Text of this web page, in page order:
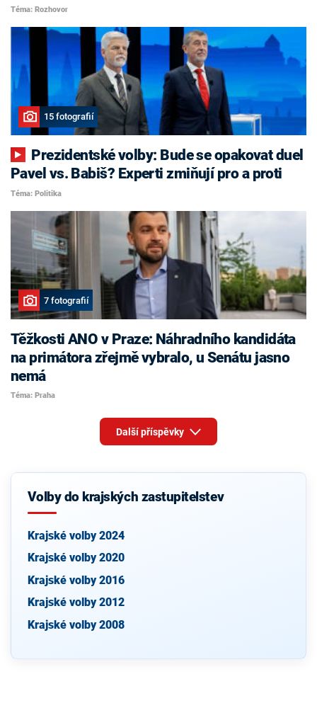
Téma: Rozhovor
15 fotografií
Pavel vs. Babiš? Experti zmiňují pro a proti
Téma: Politika
7 fotografií
Těžkosti ANO v Praze: Náhradního kandidáta
na primátora zřejmě vybralo, u Senátu jasno
nemá
Téma: Praha
Další příspěvky
Volby do krajských zastupitelstev
Krajské volby 2024
Krajské volby 2020
Krajské volby 2016
Krajské volby 2012
Krajské volby 2008